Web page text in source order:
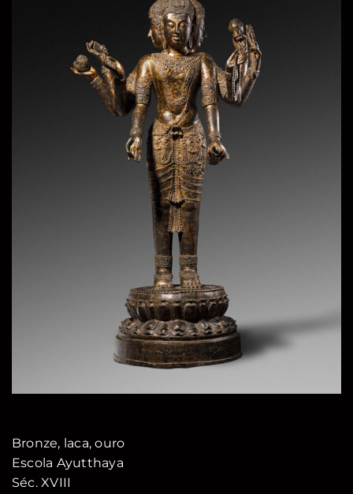
Bronze, laca, ouro
Escola Ayutthaya
Séc. XVIII